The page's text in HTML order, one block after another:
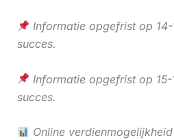
Informatie opgefrist op
succes.
Informatie opgefrist op
succes.
Online